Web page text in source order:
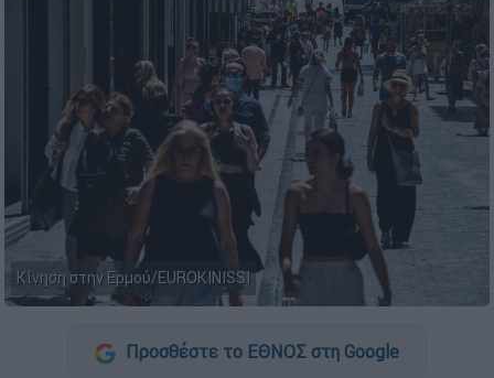
Κίνηση στην Ερμού/EUROKINISSI
Προσθέστε το ΕΘΝΟΣ στη Google